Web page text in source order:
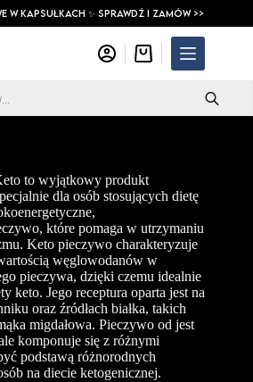
kapsułkach ✨ SPRAWDŹ I ZAMÓW >>
Koszyk
to wyjątkowy produkt
dla osób stosujących dietę
które pomaga w utrzymaniu
Keto pieczywo charakteryzuje
węglowodanów w
pieczywa, dzięki czemu idealnie
keto. Jego receptura oparta jest na
oraz źródłach białka, takich
migdałowa. Pieczywo od jest
komponuje się z różnymi
podstawą różnorodnych
na diecie ketogenicznej.